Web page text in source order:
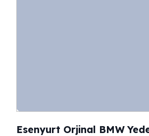
Esenyurt Orjinal BMW